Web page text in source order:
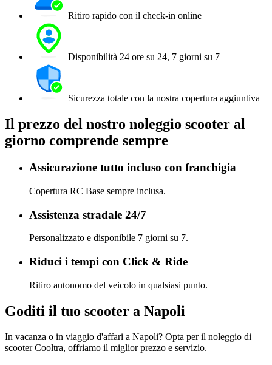
Ritiro rapido con il check-in online
Disponibilità 24 ore su 24, 7 giorni su 7
Sicurezza totale con la nostra copertura aggiuntiva
Il prezzo del nostro noleggio scooter al
giorno comprende sempre
Assicurazione tutto incluso con franchigia
Copertura RC Base sempre inclusa.
Assistenza stradale 24/7
Personalizzato e disponibile 7 giorni su 7.
Riduci i tempi con Click & Ride
Ritiro autonomo del veicolo in qualsiasi punto.
Goditi il tuo scooter a Napoli
In vacanza o in viaggio d'affari a Napoli? Opta per il noleggio di
scooter Cooltra, offriamo il miglior prezzo e servizio.